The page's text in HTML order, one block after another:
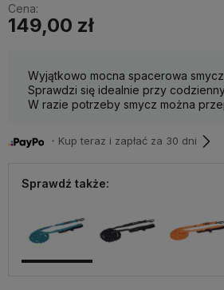
Cena:
149,00 zł
Wyjątkowo mocna spacerowa
Sprawdzi się idealnie przy
W razie potrzeby smycz można
・Kup teraz i zapłać za 30 dni
Sprawdź także: